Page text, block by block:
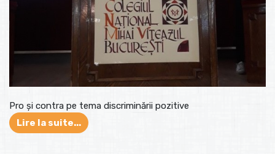
Pro și contra pe tema discriminării pozitive
Lire la suite...